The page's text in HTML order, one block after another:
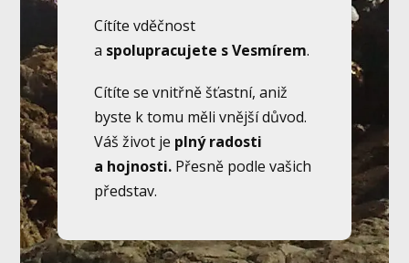
Cítíte vděčnost
a spolupracujete s Vesmírem.
Cítíte se vnitřně šťastní, aniž
byste k tomu měli vnější důvod.
Váš život je plný radosti
a hojnosti.Přesně podle vašich
představ.